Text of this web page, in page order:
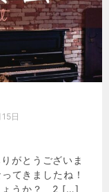
日
がとうございま
てきましたね！
ょうか？ 2 […]